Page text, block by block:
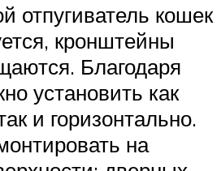
отпугиватель кошек
кронштейны
Благодаря
установить как
и горизонтально.
на